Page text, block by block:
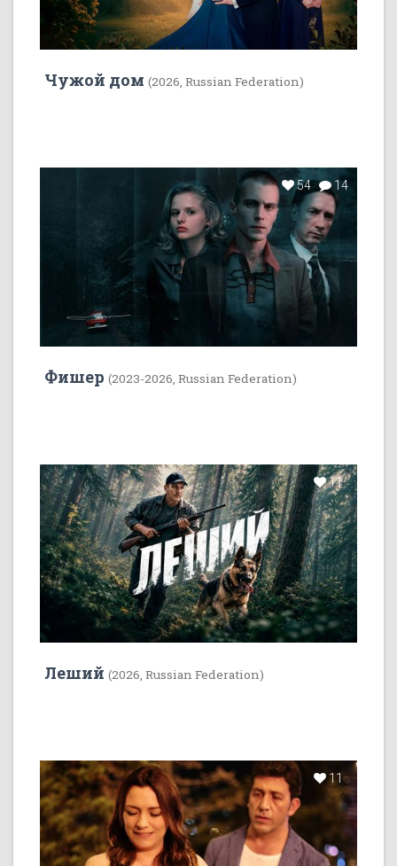
Чужой дом (2026, Russian Federation)
54 14
Фишер (2023-2026, Russian Federation)
11
Леший (2026, Russian Federation)
11